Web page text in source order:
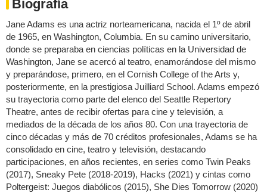
Biografía
Jane Adams es una actriz norteamericana, nacida el 1º de abril
de 1965, en Washington, Columbia. En su camino universitario,
donde se preparaba en ciencias políticas en la Universidad de
Washington, Jane se acercó al teatro, enamorándose del mismo
y preparándose, primero, en el Cornish College of the Arts y,
posteriormente, en la prestigiosa Juilliard School. Adams empezó
su trayectoria como parte del elenco del Seattle Repertory
Theatre, antes de recibir ofertas para cine y televisión, a
mediados de la década de los años 80. Con una trayectoria de
cinco décadas y más de 70 créditos profesionales, Adams se ha
consolidado en cine, teatro y televisión, destacando
participaciones, en años recientes, en series como Twin Peaks
(2017), Sneaky Pete (2018-2019), Hacks (2021) y cintas como
Poltergeist: Juegos diabólicos (2015), She Dies Tomorrow (2020)